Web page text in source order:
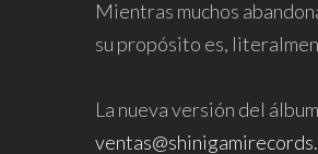
Mientras muchos
su propósito es,
La nueva versión del